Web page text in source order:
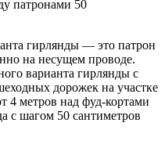
патронами 50
гирлянды — это патрон
на несущем проводе.
варианта гирлянды с
дорожек на участке
4 метров над фуд-кортами
с шагом 50 сантиметров